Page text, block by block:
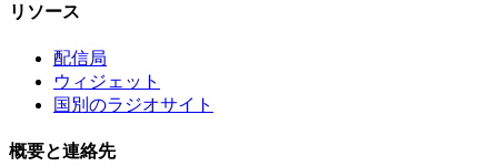
リソース
配信局
ウィジェット
国別のラジオサイト
概要と連絡先